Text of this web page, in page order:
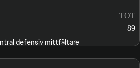
TOT
89
defensiv mittfältare